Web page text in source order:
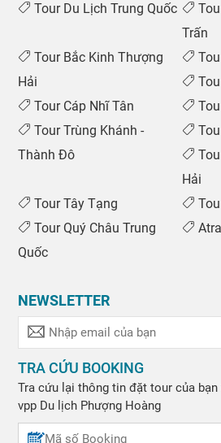
Tour Du Lịch Trung Quốc
Trấn
Tour Bắc Kinh Thượng
Hải
Tour Cáp Nhĩ Tân
Tour Trùng Khánh -
Thành Đô
Hải
Tour Tây Tạng
Tour Quý Châu Trung
Quốc
NEWSLETTER
TRA CỨU BOOKING
Tra cứu lại thông tin đặt tour của
vpp Du lịch Phượng Hoàng